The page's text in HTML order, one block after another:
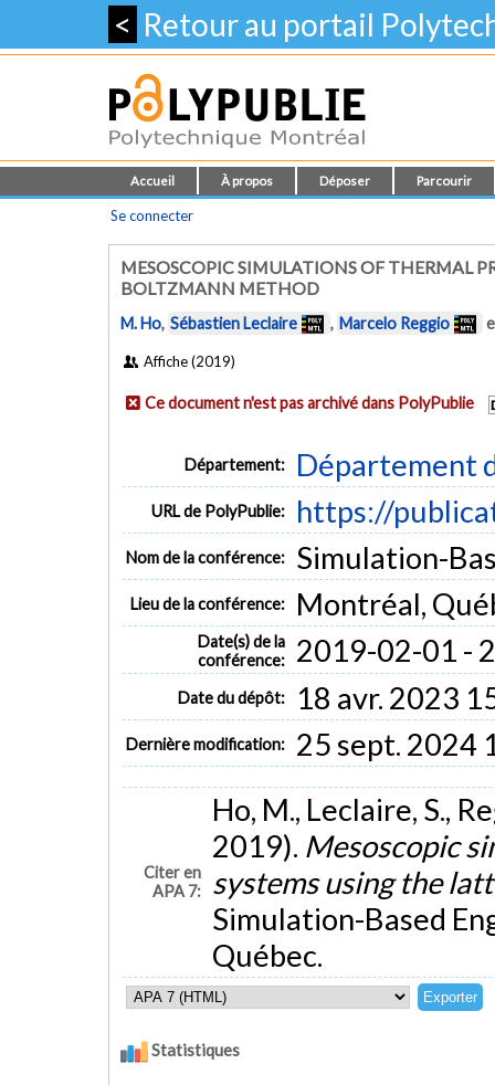
< Retour au portail
Accueil À propos Déposer Parcourir
Se connecter
MESOSCOPIC SIMULATIONS OF THERMAL
BOLTZMANN METHOD
M. Ho, Sébastien Leclaire , Marcelo Reggio
Affiche (2019)
Ce document n'est pas archivé dans PolyPublie
Département: Département
URL de PolyPublie: https://
Nom de la conférence: Simulation-
Lieu de la conférence: Montréal,
Date(s) de la
conférence:
2019-02-01 -
Date du dépôt: 18 avr. 2023
Dernière modification: 25 sept. 2024
Citer en
APA 7:
Ho, M., Leclaire, S.,
2019). Mesoscopic
systems using the
Simulation-Based
Québec.
Statistiques